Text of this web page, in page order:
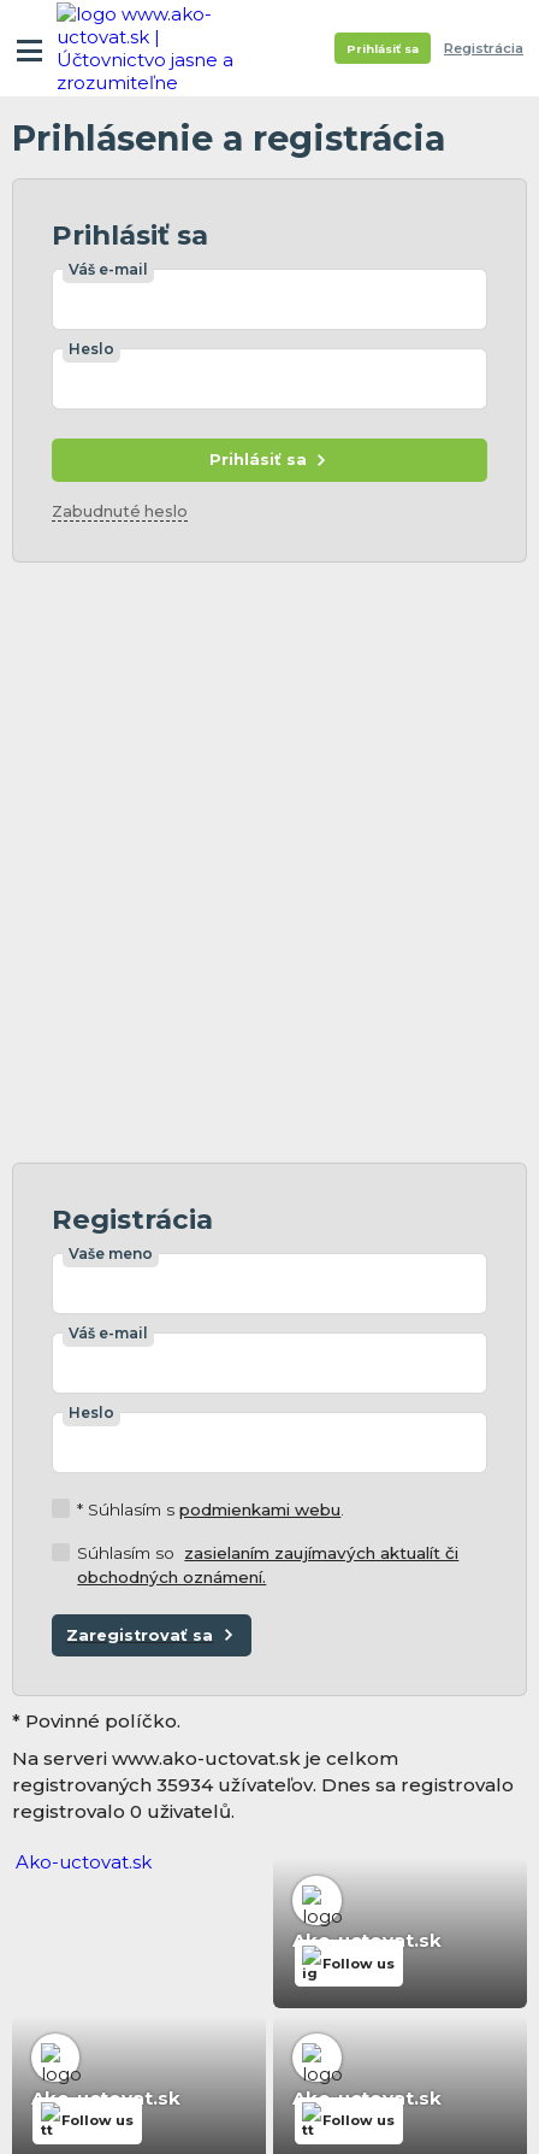
Prihlásiť sa Registrácia
Prihlásenie a registrácia
Prihlásiť sa
Váš e-mail
Heslo
Prihlásiť sa
Zabudnuté heslo
Registrácia
Vaše meno
Váš e-mail
Heslo
* Súhlasím spodmienkami webu
Súhlasím so zasielaním zaujímavých aktualít či
obchodných oznámení.
Zaregistrovať sa
* Povinné políčko.
Na serveri www.ako-uctovat.sk je celkom
registrovaných 35934 užívateľov. Dnes sa registrovalo
registrovalo 0 uživatelů.
Ako-uctovat.sk
Ako-uctovat.sk
Follow us
Ako-uctovat.sk
Follow us
Ako-uctovat.sk
Follow us